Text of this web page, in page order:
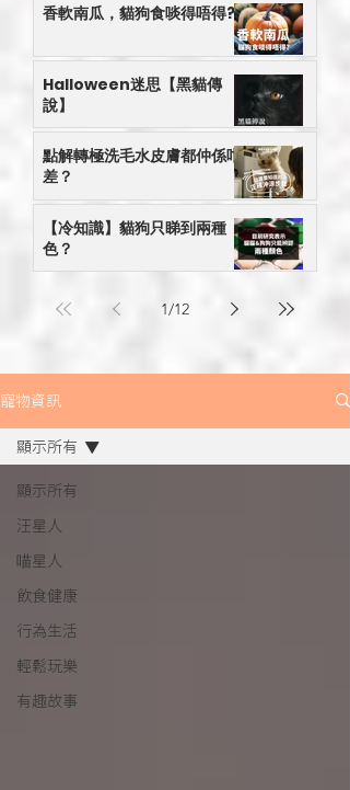
香軟南瓜，貓狗食啖得唔得?
Halloween迷思【黑貓傳
說】
點解轉極洗毛水皮膚都仲係咁
差？
【冷知識】貓狗只睇到兩種
色？
1/12
寵物資訊
顯示所有
汪星人
喵星人
飲食健康
行為生活
輕鬆玩樂
有趣故事
顯示所有